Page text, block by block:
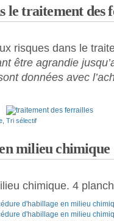
le traitement des
risques dans le
être agrandie
données avec
Tri sélectif
milieu chimique
chimique. 4